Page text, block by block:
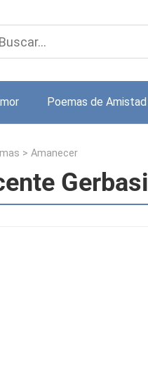
Poemas de Amistad
> Amanecer
Gerbasi